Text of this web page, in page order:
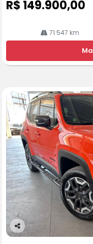
R$ 149.900,00
71.547 km
Co